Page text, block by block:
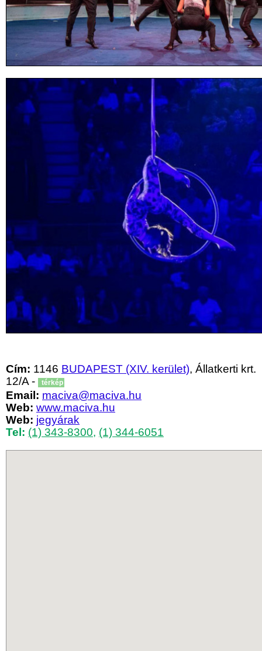
Cím: 1146 BUDAPEST (XIV. kerület), Állatkerti krt.
12/A -
térkép
Email: maciva@maciva.hu
Web: www.maciva.hu
Web: jegyárak
Tel: (1) 343-8300, (1) 344-6051